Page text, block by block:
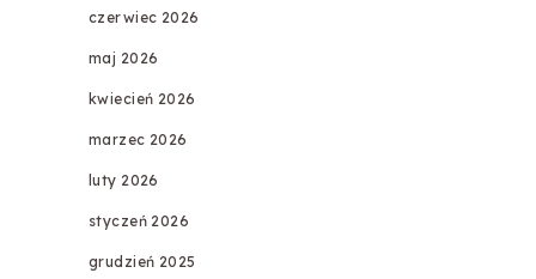
czerwiec 2026
maj 2026
kwiecień 2026
marzec 2026
luty 2026
styczeń 2026
grudzień 2025